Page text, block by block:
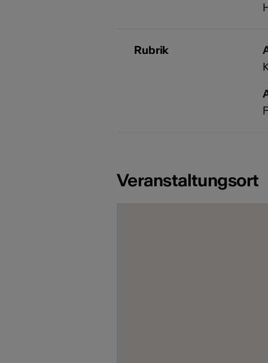
Rubrik
Veranstaltungsort